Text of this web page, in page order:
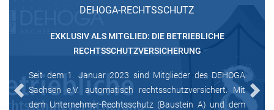
DEHOGA-RECHTSSCHUTZ
EXKLUSIV ALS MITGLIED: DIE BETRIEBLICHE
RECHTSSCHUTZVERSICHERUNG
Seit dem 1. Januar 2023 sind Mitglieder des DEHOGA
Sachsen e.V. automatisch rechtsschutzversichert. Mit
dem Unternehmer-Rechtsschutz (Baustein A) und dem
Previous Next